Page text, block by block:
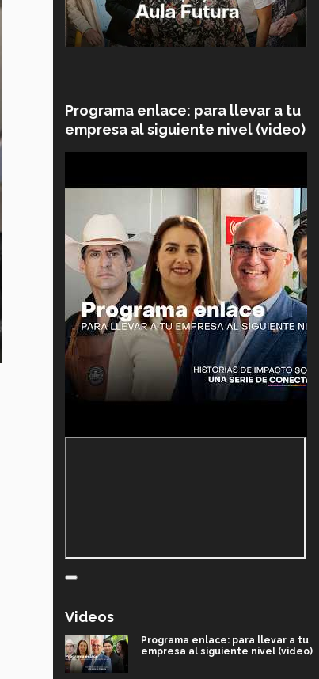
Programa enlace: para llevar a tu
empresa al siguiente nivel (video)
Videos
Programa enlace: para llevar a tu
empresa al siguiente nivel (video)